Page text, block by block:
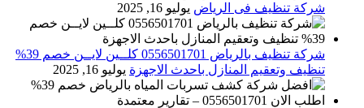
شركة تنظيف فى الرياض يوليو 16, 2025
شركة تنظيف بالرياض 0556501701 كلــين لايــن خصم 39%
تنظيف وتعقيم المنازل باحدث الاجهزة يوليو 16, 2025